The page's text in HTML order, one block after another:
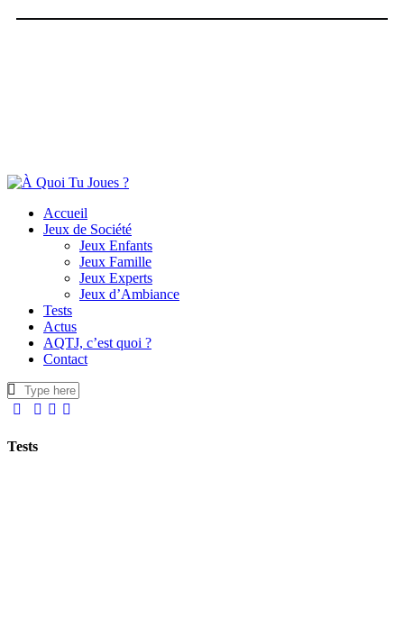
Accueil
Jeux de Société
Jeux Enfants
Jeux Famille
Jeux Experts
Jeux d’Ambiance
Tests
Actus
AQTJ, c’est quoi ?
Contact
Tests